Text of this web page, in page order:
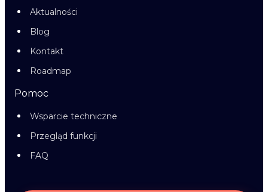
Aktualności
Blog
Kontakt
Roadmap
Pomoc
Wsparcie techniczne
Przegląd funkcji
FAQ